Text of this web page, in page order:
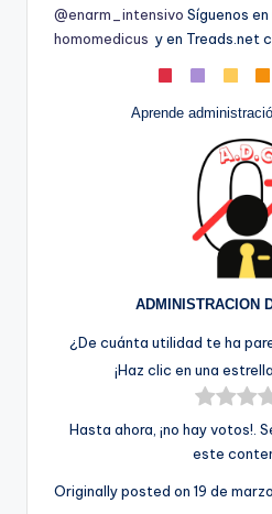
@enarm_intensivo Síguenos
homomedicus y en Treads.net
Aprende
ADMINISTRACION
¿De cuánta utilidad te ha
¡Haz clic en una
Hasta ahora, ¡no hay votos!.
este
Originally posted on 19 de